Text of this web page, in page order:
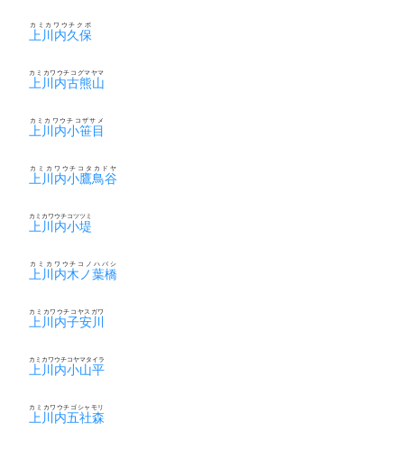
上川内久保
カミカワウチクボ
上川内古熊山
カミカワウチコグマヤマ
上川内小笹目
カミカワウチコザサメ
上川内小鷹鳥谷
カミカワウチコタカドヤ
上川内小堤
カミカワウチコツツミ
上川内木ノ葉橋
カミカワウチコノハバシ
上川内子安川
カミカワウチコヤスガワ
上川内小山平
カミカワウチコヤマタイラ
上川内五社森
カミカワウチゴシャモリ